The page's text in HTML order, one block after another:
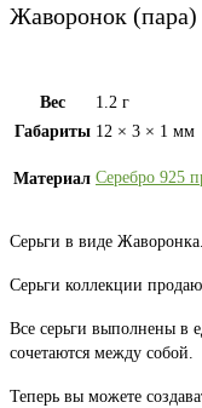
Жаворонок (пара)
Вес
1.2 г
Габариты 12 × 3 × 1 мм
Материал Серебро 925
Серьги в виде Жаворонка.
Серьги коллекции
Все серьги выполнены в
сочетаются между собой.
Теперь вы можете